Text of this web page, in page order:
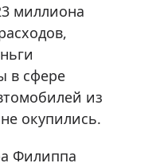
миллиона
в сфере
из
окупились.
Филиппа